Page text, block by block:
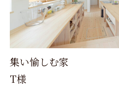
集い愉しむ家
T様